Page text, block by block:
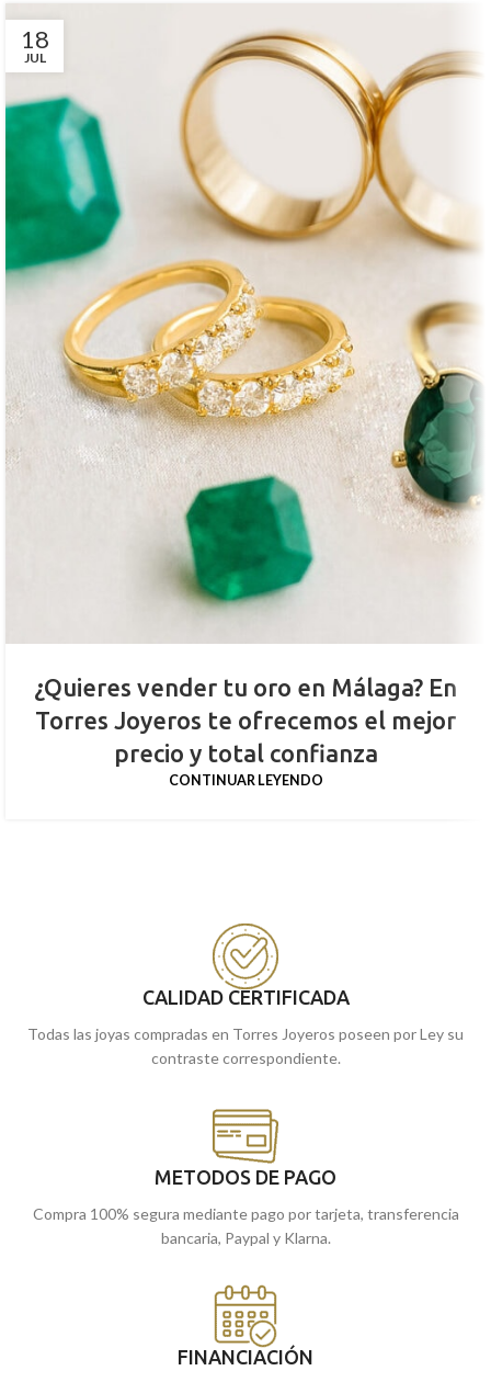
18
JUL
¿Quieres vender tu oro en Málaga? En
Torres Joyeros te ofrecemos el mejor
precio y total confianza
CONTINUAR LEYENDO
CALIDAD CERTIFICADA
Todas las joyas compradas en Torres Joyeros poseen por Ley su
contraste correspondiente.
METODOS DE PAGO
Compra 100% segura mediante pago por tarjeta, transferencia
bancaria, Paypal y Klarna.
FINANCIACIÓN